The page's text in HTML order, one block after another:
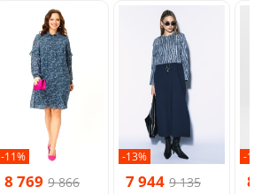
-11%
8 769 9 866
-13%
7 944 9 135
-